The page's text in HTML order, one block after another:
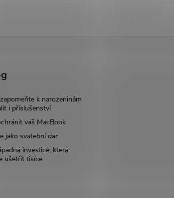
k narozeninám
i příslušenství
váš MacBook
jako svatební dar
investice, která
ušetřit tisíce